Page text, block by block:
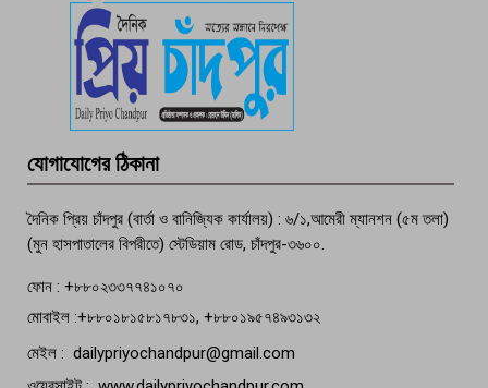
পচা দুর্গন্ধে ৯৯৯-এ ফোন, ফরিদগঞ্জে
তরুণের অর্ধগলিত লাশ উদ্ধার
বেঁচে নেই, বিভিন্ন সংগঠনের শোক
যোগাযোগের ঠিকানা
দৈনিক প্রিয় চাঁদপুর (বার্তা ও বানিজ্যিক কার্যালয়) : ৬/১,আমেরী ম্যানশন (৫ম তলা)
(মুন হাসপাতালের বিপরীতে) স্টেডিয়াম রোড, চাঁদপুর-৩৬০০.
ফোন : +৮৮০২৩৩৭৭৪১০৭০
মোবাইল :+৮৮০১৮১৫৮১৭৮৩১, +৮৮০১৯৫৭৪৯৩১৩২
মেইল : dailypriyochandpur@gmail.com